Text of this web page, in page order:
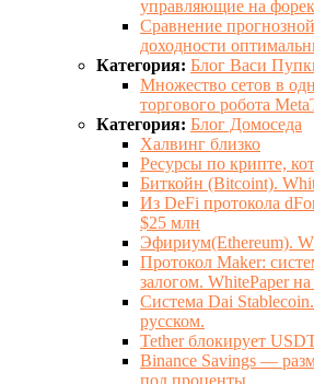
управляющие на
Сравнение
доходности
Категория: Блог Васи
Множество сетов в
торгового робота
Категория: Блог Домоседа
Халвинг близко
Ресурсы по крипте,
Биткойн (Bitcoint).
Из DeFi протокола
$25 млн
Эфириум(Ethereum).
Протокол Maker:
залогом. WhitePaper
Система Dai
русском.
Tether блокирует
Binance Savings —
под проценты